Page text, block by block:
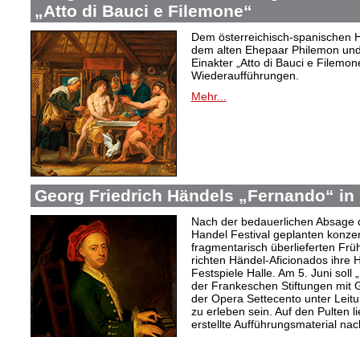
„Atto di Bauci e Filemone“
Dem österreichisch-spanischen
dem alten Ehepaar Philemon
Einakter „Atto di Bauci e
Wiederaufführungen.
Mehr...
Georg Friedrich Händels „Fernando“ in
Nach der bedauerlichen
Handel Festival geplanten
fragmentarisch überlieferten
richten Händel-Aficionados ihre
Festspiele Halle. Am 5. Juni soll
der Frankeschen Stiftungen mit
der Opera Settecento unter
zu erleben sein. Auf den Pulten
erstellte Aufführungsmaterial